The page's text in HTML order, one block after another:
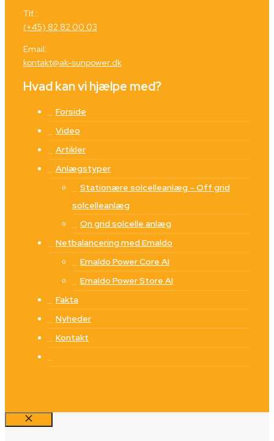
Tlf.:
(+45) 82 82 00 03
Email:
kontakt@ak-sunpower.dk
Hvad kan vi hjælpe med?
Forside
Video
Artikler
Anlægstyper
Stationære solcelleanlæg – Off grid
solcelleanlæg
On grid solcelle anlæg
Netbalancering med Emaldo
Emaldo Power Core AI
Emaldo Power Store AI
Fakta
Nyheder
Kontakt
Luk